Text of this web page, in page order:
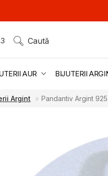
Caută
AUR BIJUTERII
Argint Pandantiv Argint